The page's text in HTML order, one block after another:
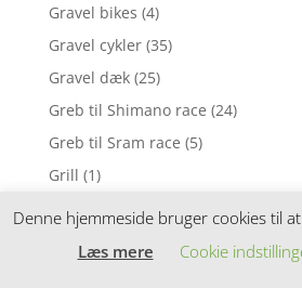
Gravel bikes (4)
Gravel cykler (35)
Gravel dæk (25)
Greb til Shimano race (24)
Greb til Sram race (5)
Grill (1)
Grupper og geardele til Gravel
(4)
Denne hjemmeside bruger cookies til
Læs mere
Cookie